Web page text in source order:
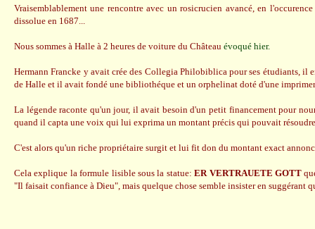
Vraisemblablement une rencontre avec un rosicrucien avancé, en
dissolue en 1687...
Nous sommes à Halle à 2 heures de voiture du Château évoqué hier.
Hermann Francke y avait crée des Collegia Philobiblica pour ses étudiants, il
de Halle et il avait fondé une bibliothéque et un orphelinat doté d'une
La légende raconte qu'un jour, il avait besoin d'un petit financement pour
quand il capta une voix qui lui exprima un montant précis qui pouvait
C'est alors qu'un riche propriétaire surgit et lui fit don du montant exact
Cela explique la formule lisible sous la statue:ER VERTRAUETE GOTT
"Il faisait confiance à Dieu", mais quelque chose semble insister en suggérant